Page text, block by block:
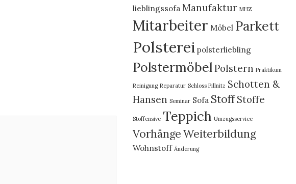
lieblingssofa Manufaktur MHZ
Mitarbeiter Möbel Parkett
Polsterei polsterliebling
PolstermöbelPolstern Praktikum
Reinigung Reparatur Schloss Pillnitz Schotten &
Hansen Seminar Sofa Stoff Stoffe
Stoffensive Teppich Umzugsservice
VorhängeWeiterbildung
Wohnstoff Änderung